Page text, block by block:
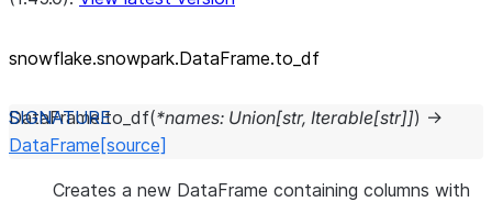
snowflake.snowpark.DataFrame.to_ df
DataFrame.to_df(*names: Union[str, Iterable[str]]) →
DataFrame [source]
Creates a new DataFrame containing columns with